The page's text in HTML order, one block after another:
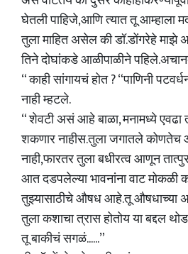
घेतली पाहिजे,आणि त्यात तू आम्हाला
तुला माहित असेल की डॉ.डोंगरेहे
तिने दोघांकडे आळीपाळीने
“ काही सांगायचं होत ? “पाणिनी
नाही म्हटले.
“ शेवटी असं आहे बाळा, मनामध्ये
शकणार नाहीस.तुला जगातले
नाही,फारतर तुला बधीरत्व आणून
आत दडपलेल्या भावनांना वाट
तुझ्यासाठीचे औषध आहे.तू औषधाच्या
तुला कशाचा त्रास होतोय या बद्दल
तू बाकीचं सगळं......”